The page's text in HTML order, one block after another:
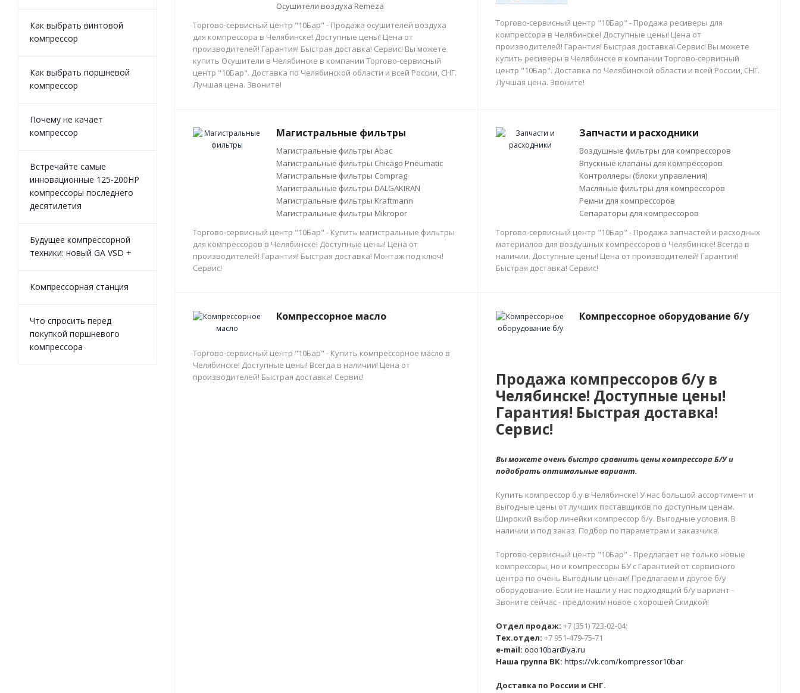
Осушители воздуха Remeza
Торгово-сервисный центр "10Бар" - Продажа осушителей воздуха
для компрессора в Челябинске! Доступные цены! Цена от
производителей! Гарантия! Быстрая доставка! Сервис! Вы можете
купить Осушители в Челябинске в компании Торгово-сервисный
центр "10Бар". Доставка по Челябинской области и всей России, СНГ.
Лучшая цена. Звоните!
Торгово-сервисный центр "10Бар" - Продажа ресиверы для
компрессора в Челябинске! Доступные цены! Цена от
производителей! Гарантия! Быстрая доставка! Сервис! Вы можете
купить ресиверы в Челябинске в компании Торгово-сервисный
центр "10Бар". Доставка по Челябинской области и всей России, СНГ.
Лучшая цена. Звоните!
Магистральные фильтры
Магистральные фильтры Abac
Магистральные фильтры Chicago Pneumatic
Магистральные фильтры Comprag
Магистральные фильтры DALGAKIRAN
Магистральные фильтры Kraftmann
Магистральные фильтры Mikropor
Торгово-сервисный центр "10Бар" - Купить магистральные фильтры
для компрессоров в Челябинске! Доступные цены! Цена от
производителей! Гарантия! Быстрая доставка! Монтаж под ключ!
Сервис!
Запчасти и расходники
Воздушные фильтры для компрессоров
Впускные клапаны для компрессоров
Контроллеры (блоки управления)
Масляные фильтры для компрессоров
Ремни для компрессоров
Сепараторы для компрессоров
Торгово-сервисный центр "10Бар" - Продажа запчастей и расходных
материалов для воздушных компрессоров в Челябинске! Всегда в
наличии. Доступные цены! Цена от производителей! Гарантия!
Быстрая доставка! Сервис!
Компрессорное масло
Торгово-сервисный центр "10Бар" - Купить компрессорное масло в
Челябинске! Доступные цены! Всегда в наличии! Цена от
производителей! Быстрая доставка! Сервис!
Компрессорное оборудование б/у
Продажа компрессоров б/у в
Челябинске! Доступные цены!
Гарантия! Быстрая доставка!
Сервис!
Вы можете очень быстро сравнить цены компрессора Б/У и
подобрать оптимальные вариант.
Купить компрессор б.у в Челябинске! У нас большой ассортимент и
выгодные цены от лучших поставщиков по доступным ценам.
Широкий выбор линейки компрессор б/у. Выгодные условия. В
наличии и под заказ. Подбор по параметрам и заказчика.
Торгово-сервисный центр "10Бар" - Предлагает не только новые
компрессоры, но и компрессоры БУ с Гарантией от сервисного
центра по очень Выгодным ценам! Предлагаем и другое б/у
оборудование. Если не нашли у нас подходящий б/у вариант -
Звоните сейчас - предложим новое с хорошей Скидкой!
Отдел продаж: +7 (351) 723-02-04;
Тех.отдел: +7 951-479-75-71
e-mail: ooo10bar@ya.ru
Наша группа ВК: https://vk.com/kompressor10bar
Доставка по России и СНГ.
Как выбрать винтовой
компрессор
Как выбрать поршневой
компрессор
Почему не качает
компрессор
Встречайте самые
инновационные 125-200HP
компрессоры последнего
десятилетия
Будущее компрессорной
техники: новый GA VSD +
Компрессорная станция
Что спросить перед
покупкой поршневого
компрессора